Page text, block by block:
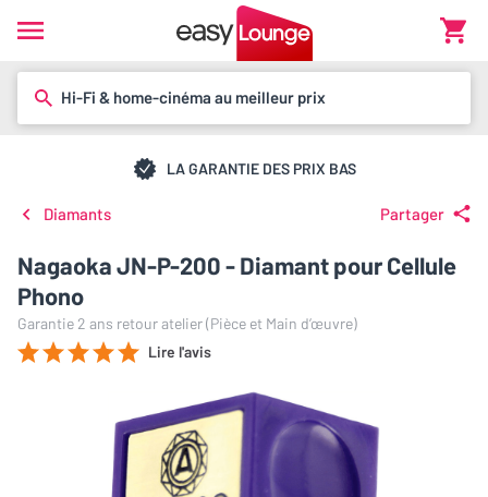
Hi-Fi & home-cinéma au meilleur prix
LA GARANTIE DES PRIX BAS
Diamants Partager
Nagaoka JN-P-200 - Diamant pour Cellule
Phono
Garantie 2 ans retour atelier (Pièce et Main d’œuvre)
Lire l'avis